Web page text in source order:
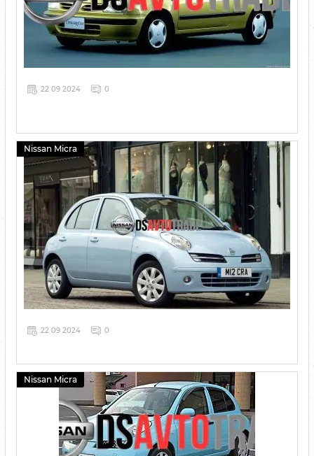
22 09 2024 0
Nissan Micra
22 09 2024 0
Nissan Micra